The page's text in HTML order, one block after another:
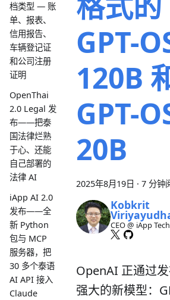
档类型 — 账
单、报表、
信用报告、
车辆登记证
和公司注册
证明
OpenThai
2.0 Legal 发
布——把泰
国法律烂熟
于心、还能
自己部署的
法律 AI
iApp AI 2.0
发布——全
新 Python
包与 MCP
服务器，把
30 多个泰语
AI API 接入
Claude
GPT-
120B
GPT-
20B
2025年8月19日 · 7 分钟
Kobkrit
CEO @ iApp
OpenAI 正通过
强大的新模型：